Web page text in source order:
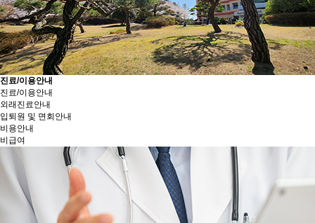
진료/이용안내
진료/이용안내
외래진료안내
입퇴원 및 면회안내
비용안내
비급여